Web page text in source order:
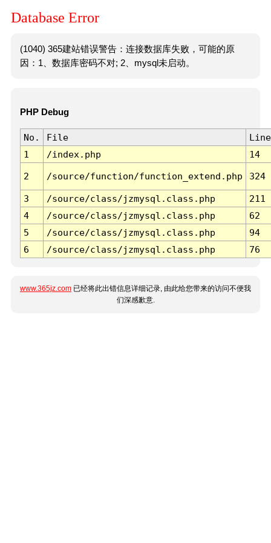
Database Error
(1040) 365建站错误警告：连接数据库失败，可能的原
因：1、数据库密码不对; 2、mysql未启动。
PHP Debug
No. File
Line
1
/index.php 14
2 /source/function/function_extend.php 324
3 /source/class/jzmysql.class.php
211
4
/source/class/jzmysql.class.php
62
5
/source/class/jzmysql.class.php
94
6
/source/class/jzmysql.class.php 76
www.365jz.com 已经将此出错信息详细记录, 由此给您带来的访问不便我
们深感歉意.